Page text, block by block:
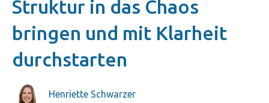
Struktur in das Chaos
bringen und mit Klarheit
durchstarten
Henriette Schwarzer